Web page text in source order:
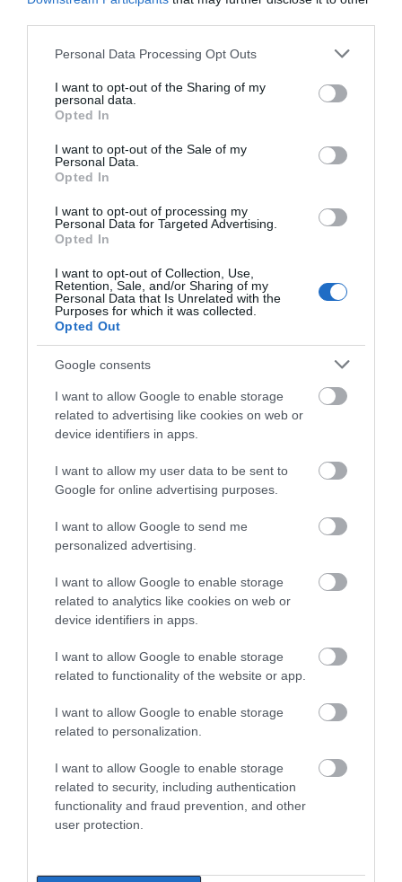
Please note that this website/app uses one or more Google
not limited to your visit or usage behaviour. You may click to
grant or deny consent to Google and its third-party tags to
use your data for below specified purposes in below Google
consent section.
Personal Data Processing Opt Outs
I want to opt-out of the Sharing of my
personal data.
Opted In
I want to opt-out of the Sale of my
Personal Data.
Opted In
I want to opt-out of processing my
Personal Data for Targeted Advertising.
Opted In
I want to opt-out of Collection, Use,
Retention, Sale, and/or Sharing of my
Personal Data that Is Unrelated with the
Purposes for which it was collected.
Opted Out
Google consents
I want to allow Google to enable storage
related to advertising like cookies on web or
device identifiers in apps.
I want to allow my user data to be sent to
Google for online advertising purposes.
I want to allow Google to send me
personalized advertising.
I want to allow Google to enable storage
related to analytics like cookies on web or
device identifiers in apps.
I want to allow Google to enable storage
related to functionality of the website or app.
I want to allow Google to enable storage
related to personalization.
I want to allow Google to enable storage
related to security, including authentication
functionality and fraud prevention, and other
user protection.
πάρουν λεφτά τις επόμενες
10.08.2026 | 12:40
σήμερα στην Εύβοια – Προσοχή
10.08.2026 | 12:20
Πέθανε κτηνοτρόφος μετά τη
θανάτωση του κοπαδιού του
10.08.2026 | 12:00
Αυτά τα σχολεία αναβαθμίζονται
στην Εύβοια – Τι έργα γίνονται –
Δείτε εικόνες
Αύγουστος στην Εύβοια: Τι θα
γίνει αύριο στα σοκάκια αυτού
10.08.2026 | 11:20
συνάντησης των γεύσεων της
Στερεάς Ελλάδας
Χαλκίδα: Γιατί φωτίστηκε στα
μωβ- ροζ το δημαρχείο στην
Έκτακτη διακοπή νερού στους
Ωρεούς Ευβοίας
Νέα τραγωδία σε
Πέθανε 62χρονος
Έκθεση Τοπικών
Προϊόντων και
Εύβοια: Έκαιγε
σκουπίδια και του
πρόστιμο 2.625 ευρώ
Πένθος στην Εύβοια:
επόμενο πανηγύρι
στην Εύβοια με τη
για φωτιά σήμερα στην
Εύβοια – Προσοχή